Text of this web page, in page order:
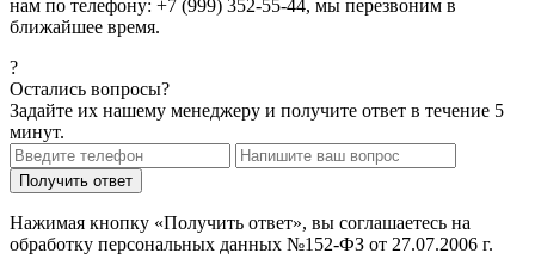
нам по телефону: +7 (999) 352-55-44, мы перезвоним в
ближайшее время.
?
Остались вопросы?
Задайте их нашему менеджеру и получите ответ в течение 5
минут.
Нажимая кнопку «Получить ответ», вы соглашаетесь на
обработку персональных данных №152-ФЗ от 27.07.2006 г.